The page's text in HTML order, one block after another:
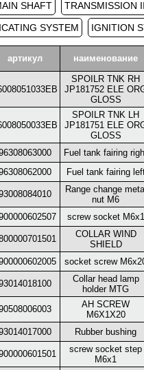
SHAFT TRANSMISSION
SYSTEM IGNITION
артикул наименование
SPOILR TNK RH
JP181752 ELE
GLOSS
SPOILR TNK LH
JP181751 ELE
GLOSS
Fuel tank fairing
Fuel tank fairing
Range change
nut M6
screw socket M6x1
COLLAR WIND
SHIELD
socket screw
Collar head lamp
holder MTG
AH SCREW
M6X1X20
Rubber bushing
screw socket step
M6x1